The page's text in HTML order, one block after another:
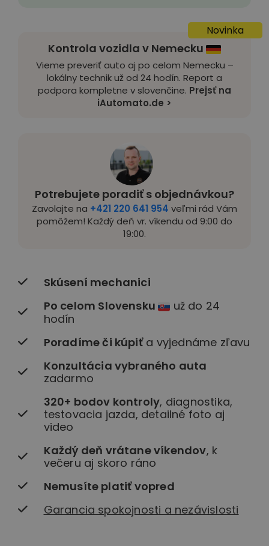
Potrebujete poradiť s objednávkou?
Zavolajte na +421 220 641 954 veľmi rád Vám
pomôžem! Každý deň vr. víkendu od 9:00 do
19:00.
Skúsení mechanici
Po celom Slovensku
už do 24
hodín
Poradíme či kúpiťa vyjednáme zľavu
Konzultácia vybraného auta
zadarmo
320+ bodov kontroly, diagnostika,
testovacia jazda, detailné foto aj
video
Každý deň vrátane víkendov, k
večeru aj skoro ráno
Nemusíte platiť vopred
Garancia spokojnosti a nezávislosti
Novinka
Kontrola vozidla v Nemecku
Vieme preveriť auto aj po celom Nemecku –
lokálny technik už od 24 hodín. Report a
podpora kompletne v slovenčine. Prejsť na
iAutomato.de >